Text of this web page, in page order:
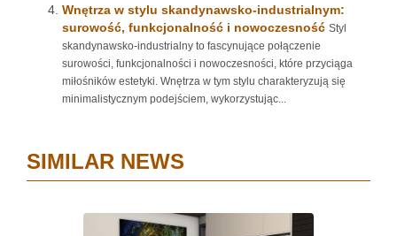
Wnętrza w stylu skandynawsko-industrialnym:
surowość, funkcjonalność i nowoczesność Styl
skandynawsko-industrialny to fascynujące połączenie
surowości, funkcjonalności i nowoczesności, które przyciąga
miłośników estetyki. Wnętrza w tym stylu charakteryzują się
minimalistycznym podejściem, wykorzystując...
SIMILAR NEWS